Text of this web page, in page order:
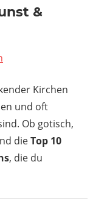
&
Kirchen
und oft
Ob gotisch,
dieTop 10
, die du